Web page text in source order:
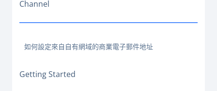
Channel
如何設定來自自有網域的商業電子郵件地址
Getting Started